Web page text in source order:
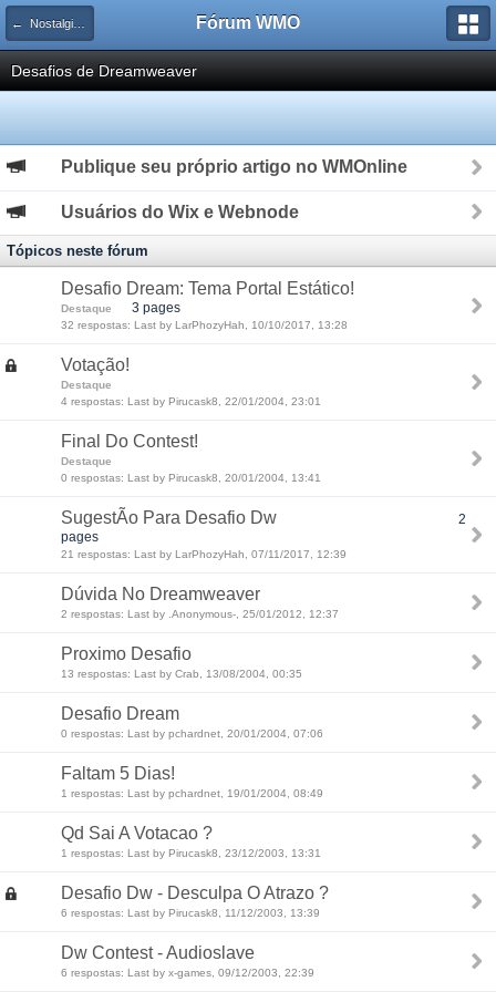
← Nostalgia WMOnline Fórum WMO
Desafios de Dreamweaver
Publique seu próprio artigo no WMOnline
Usuários do Wix e Webnode
Tópicos neste fórum
Desafio Dream: Tema Portal Estático!
Destaque 3 pages
32 respostas: Last by LarPhozyHah, 10/10/2017, 13:28
Votação!
Destaque
4 respostas: Last by Pirucask8, 22/01/2004, 23:01
Final Do Contest!
Destaque
0 respostas: Last by Pirucask8, 20/01/2004, 13:41
SugestÃo Para Desafio Dw
2
pages
21 respostas: Last by LarPhozyHah, 07/11/2017, 12:39
Dúvida No Dreamweaver
2 respostas: Last by .Anonymous-, 25/01/2012, 12:37
Proximo Desafio
13 respostas: Last by Crab, 13/08/2004, 00:35
Desafio Dream
0 respostas: Last by pchardnet, 20/01/2004, 07:06
Faltam 5 Dias!
1 respostas: Last by pchardnet, 19/01/2004, 08:49
Qd Sai A Votacao ?
1 respostas: Last by Pirucask8, 23/12/2003, 13:31
Desafio Dw - Desculpa O Atrazo ?
6 respostas: Last by Pirucask8, 11/12/2003, 13:39
Dw Contest - Audioslave
6 respostas: Last by x-games, 09/12/2003, 22:39